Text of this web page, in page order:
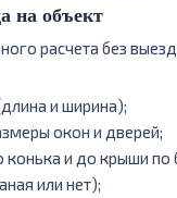
на объект
расчета без
и ширина);
окон и дверей;
и до крыши по
или нет);